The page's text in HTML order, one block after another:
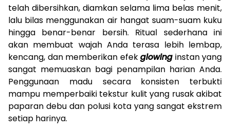
telah dibersihkan, diamkan selama lima belas menit,
lalu bilas menggunakan air hangat suam-suam kuku
hingga benar-benar bersih. Ritual sederhana ini
akan membuat wajah Anda terasa lebih lembap,
kencang, dan memberikan efekglowing instan yang
sangat memuaskan bagi penampilan harian Anda.
Penggunaan madu secara konsisten terbukti
mampu memperbaiki tekstur kulit yang rusak akibat
paparan debu dan polusi kota yang sangat ekstrem
setiap harinya.